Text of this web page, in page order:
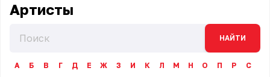
Артисты
НАЙТИ
А Б В Г Д Е Ж З И К Л М Н О П Р
С